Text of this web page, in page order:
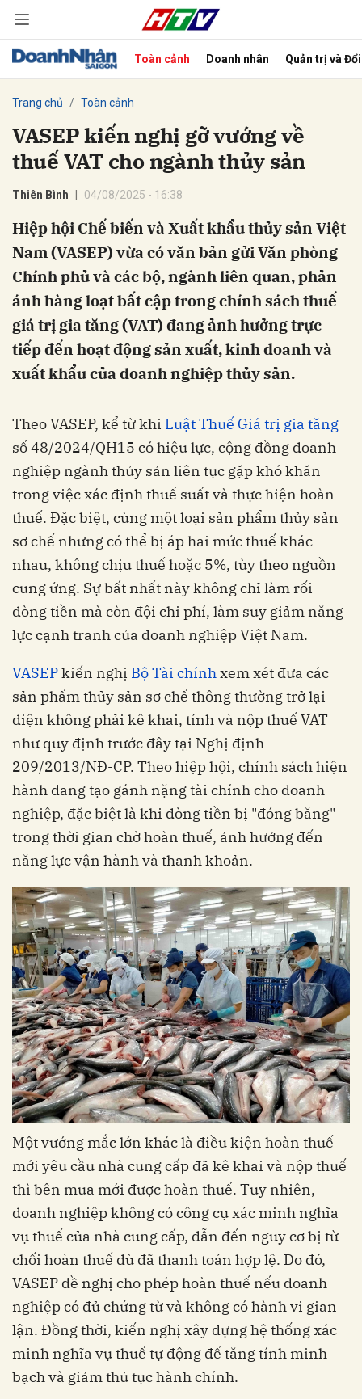
Toàn cảnh Doanh nhân Quản trị và
Trang chủ Toàn cảnh
VASEP kiến nghị gỡ vướng về
thuế VAT cho ngành thủy sản
Thiên Bình 04/08/2025 - 16:38
Hiệp hội Chế biến và Xuất khẩu thủy sản Việt
Nam (VASEP) vừa có văn bản gửi Văn phòng
Chính phủ và các bộ, ngành liên quan, phản
ánh hàng loạt bất cập trong chính sách thuế
giá trị gia tăng (VAT) đang ảnh hưởng trực
tiếp đến hoạt động sản xuất, kinh doanh và
xuất khẩu của doanh nghiệp thủy sản.
Theo VASEP, kể từ khi Luật Thuế Giá trị gia tăng
số 48/2024/QH15 có hiệu lực, cộng đồng doanh
nghiệp ngành thủy sản liên tục gặp khó khăn
trong việc xác định thuế suất và thực hiện hoàn
thuế. Đặc biệt, cùng một loại sản phẩm thủy sản
sơ chế nhưng có thể bị áp hai mức thuế khác
nhau, không chịu thuế hoặc 5%, tùy theo nguồn
cung ứng. Sự bất nhất này không chỉ làm rối
dòng tiền mà còn đội chi phí, làm suy giảm năng
lực cạnh tranh của doanh nghiệp Việt Nam.
VASEPkiến nghị Bộ Tài chínhxem xét đưa các
sản phẩm thủy sản sơ chế thông thường trở lại
diện không phải kê khai, tính và nộp thuế VAT
như quy định trước đây tại Nghị định
209/2013/NĐ-CP. Theo hiệp hội, chính sách hiện
hành đang tạo gánh nặng tài chính cho doanh
nghiệp, đặc biệt là khi dòng tiền bị "đóng băng"
trong thời gian chờ hoàn thuế, ảnh hưởng đến
năng lực vận hành và thanh khoản.
Một vướng mắc lớn khác là điều kiện hoàn thuế
mới yêu cầu nhà cung cấp đã kê khai và nộp thuế
thì bên mua mới được hoàn thuế. Tuy nhiên,
doanh nghiệp không có công cụ xác minh nghĩa
vụ thuế của nhà cung cấp, dẫn đến nguy cơ bị từ
chối hoàn thuế dù đã thanh toán hợp lệ. Do đó,
VASEP đề nghị cho phép hoàn thuế nếu doanh
nghiệp có đủ chứng từ và không có hành vi gian
lận. Đồng thời, kiến nghị xây dựng hệ thống xác
minh nghĩa vụ thuế tự động để tăng tính minh
bạch và giảm thủ tục hành chính.